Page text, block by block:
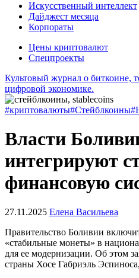
Искусственный интеллект
Дайджест месяца
Корпораты
Цены криптовалют
Спецпроекты
Культовый журнал о биткоине,
цифровой экономике.
#криптовалюты#Стейблкоины
Власти
интегрируют
финансовую
27.11.2025 Елена Васильева
Правительство Боливии
«стабильные монеты» в
для ее модернизации. Об этом
страны Хосе Габриэль